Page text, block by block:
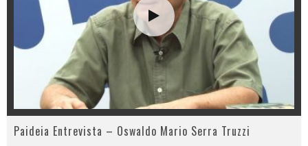
Paideia Entrevista – Oswaldo Mario Serra Truzzi